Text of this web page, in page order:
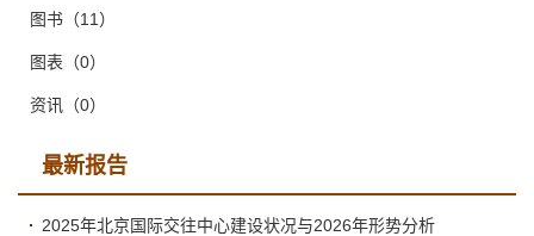
图书 （11）
图表 （0）
资讯 （0）
最新报告
2025年北京国际交往中心建设状况与2026年形势分析